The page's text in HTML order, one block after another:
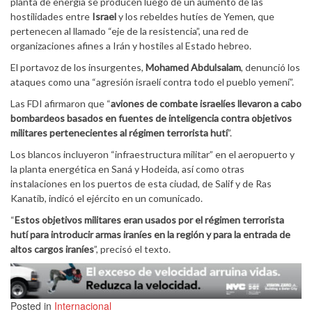
hostilidades entre Israely los rebeldes hutíes de Yemen, que
pertenecen al llamado “eje de la resistencia”, una red de
organizaciones afines a Irán y hostiles al Estado hebreo.
El portavoz de los insurgentes, Mohamed Abdulsalam, denunció los
ataques como una “agresión israelí contra todo el pueblo yemení”.
Las FDI afirmaron que “aviones de combate israelíes llevaron a cabo
bombardeos basados en fuentes de inteligencia contra objetivos
militares pertenecientes al régimen terrorista hutí”.
Los blancos incluyeron “infraestructura militar” en el aeropuerto y
la planta energética en Saná y Hodeida, así como otras
instalaciones en los puertos de esta ciudad, de Salif y de Ras
Kanatib, indicó el ejército en un comunicado.
“Estos objetivos militares eran usados por el régimen terrorista
hutí para introducir armas iraníes en la región y para la entrada de
altos cargos iraníes”, precisó el texto.
Posted in Internacional